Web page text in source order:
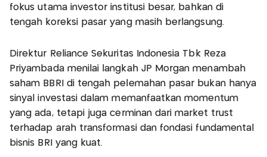
fokus utama investor institusi besar, bahkan di
tengah koreksi pasar yang masih berlangsung.
Direktur Reliance Sekuritas Indonesia Tbk Reza
Priyambada menilai langkah JP Morgan menambah
saham BBRI di tengah pelemahan pasar bukan hanya
sinyal investasi dalam memanfaatkan momentum
yang ada, tetapi juga cerminan dari market trust
terhadap arah transformasi dan fondasi fundamental
bisnis BRI yang kuat.